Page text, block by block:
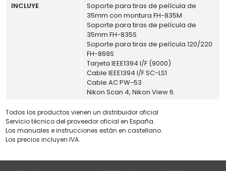
INCLUYE
Soporte para tiras de película de
35mm con montura FH-835M
Soporte para tiras de película de
35mm FH-835S
Soporte para tiras de película 120/220
FH-869S
Tarjeta IEEE1394 I/F (9000)
Cable IEEE1394 I/F SC-LS1
Cable AC PW-53
Nikon Scan 4, Nikon View 6.
Todos los productos vienen un distribuidor oficial
Servicio técnico del proveedor oficial en España.
Los manuales e instrucciones están en castellano.
Los precios incluyen IVA.